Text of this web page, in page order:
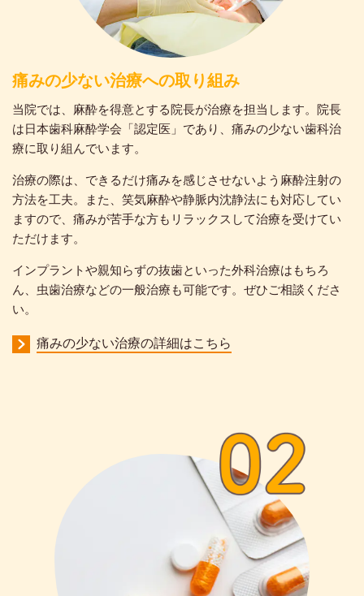
痛みの少ない治療への取り組み
当院では、麻酔を得意とする院長が治療を担当します。院長
は日本歯科麻酔学会「認定医」であり、痛みの少ない歯科治
療に取り組んでいます。
治療の際は、できるだけ痛みを感じさせないよう麻酔注射の
方法を工夫。また、笑気麻酔や静脈内沈静法にも対応してい
ますので、痛みが苦手な方もリラックスして治療を受けてい
ただけます。
インプラントや親知らずの抜歯といった外科治療はもちろ
ん、虫歯治療などの一般治療も可能です。ぜひご相談くださ
い。
痛みの少ない治療の詳細はこちら